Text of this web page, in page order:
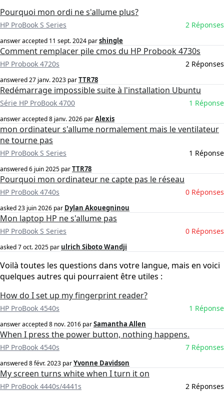
Pourquoi mon ordi ne s'allume plus?
HP ProBook S Series 2 Réponses
answer accepted 11 sept. 2024 parshingle
Comment remplacer pile cmos du HP Probook 4730s
HP Probook 4720s 2 Réponses
answered27 janv. 2023 parTTR78
Redémarrage impossible suite à l'installation Ubuntu
Série HP ProBook 4700 1 Réponse
answer accepted8 janv. 2026 parAlexis
mon ordinateur s'allume normalement mais le ventilateur
ne tourne pas
HP ProBook S Series 1 Réponse
answered6 juin 2025 parTTR78
Pourquoi mon ordinateur ne capte pas le réseau
HP ProBook 4740s 0 Réponses
asked23 juin 2026 par Dylan Akouegninou
Mon laptop HP ne s'allume pas
HP ProBook S Series 0 Réponses
asked7 oct. 2025 par ulrich Siboto Wandji
Voilà toutes les questions dans votre langue, mais en voici
quelques autres qui pourraient être utiles :
How do I set up my fingerprint reader?
HP ProBook 4540s 1 Réponse
answer accepted8 nov. 2016 parSamantha Allen
When I press the power button, nothing happens.
HP ProBook 4540s 7 Réponses
answered8 févr. 2023 parYvonne Davidson
My screen turns white when I turn it on
HP ProBook 4440s/4441s 2 Réponses